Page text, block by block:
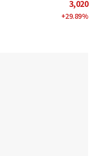
3,020
+29.89%